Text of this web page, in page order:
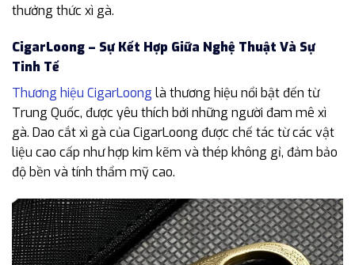
thưởng thức xì gà.
CigarLoong – Sự Kết Hợp Giữa Nghệ Thuật Và Sự
Tinh Tế
Thương hiệu CigarLoong là thương hiệu nổi bật đến từ
Trung Quốc, được yêu thích bởi những người đam mê xì
gà. Dao cắt xì gà của CigarLoong được chế tác từ các vật
liệu cao cấp như hợp kim kẽm và thép không gỉ, đảm bảo
độ bền và tính thẩm mỹ cao.